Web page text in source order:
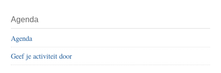
de
Sidebar
Agenda
Agenda
Geef je activiteit door